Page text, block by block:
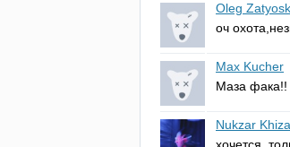
Oleg
оч
Max Kucher
Маза фака!!
Nukzar